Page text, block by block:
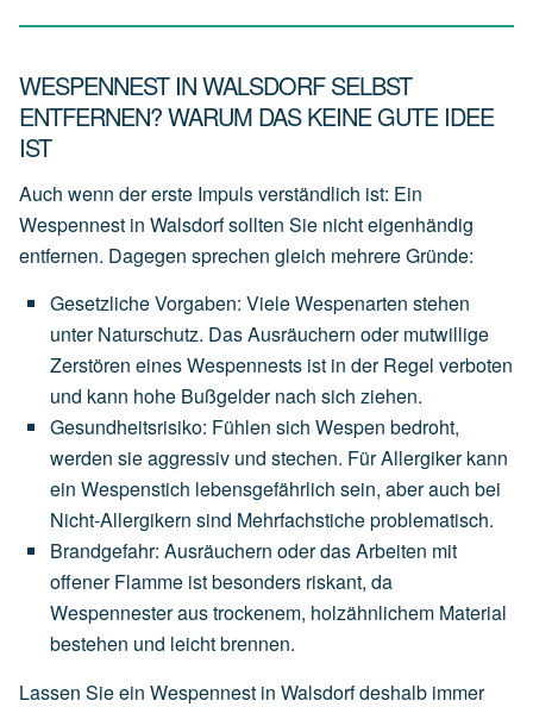
WESPENNEST IN WALSDORF SELBST
ENTFERNEN? WARUM DAS KEINE GUTE IDEE
IST
Auch wenn der erste Impuls verständlich ist: Ein
Wespennest in Walsdorf sollten Sie nicht eigenhändig
entfernen. Dagegen sprechen gleich mehrere Gründe:
Gesetzliche Vorgaben: VieleWespenarten stehen
unter Naturschutz. DasAusräuchern oder mutwillige
Zerstören einesWespennests ist in der Regel verboten
und kann hohe Bußgelder nach sich ziehen.
Gesundheitsrisiko: Fühlen sich Wespen bedroht,
werden sieaggressiv und stechen. FürAllergiker kann
ein Wespenstich lebensgefährlich sein, aberauch bei
Nicht-Allergikern sind Mehrfachsticheproblematisch.
Brandgefahr: Ausräuchern oderdasArbeiten mit
offener Flamme istbesonders riskant, da
Wespennesteraustrockenem, holzähnlichem Material
bestehen und leichtbrennen.
Lassen Sie ein Wespennest in Walsdorf deshalb immer